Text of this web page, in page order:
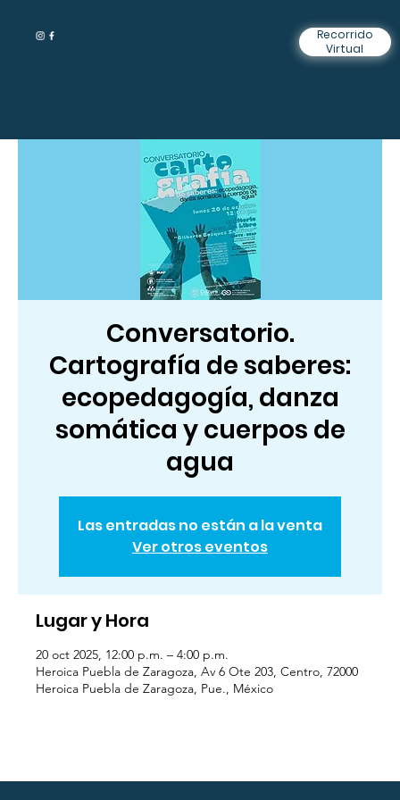
Recorrido
Virtual
Conversatorio.
Cartografía de saberes:
ecopedagogía, danza
somática y cuerpos de
agua
Las entradas no están a la venta
Ver otros eventos
Lugar y Hora
20 oct 2025, 12:00 p.m. – 4:00 p.m.
Heroica Puebla de Zaragoza, Av 6 Ote 203, Centro, 72000
Heroica Puebla de Zaragoza, Pue., México